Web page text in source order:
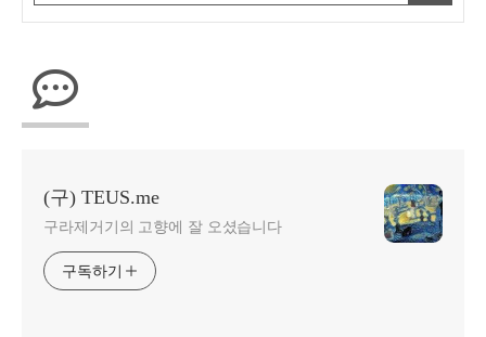
(구) TEUS.me
구라제거기의 고향에 잘 오셨습니다
구독하기